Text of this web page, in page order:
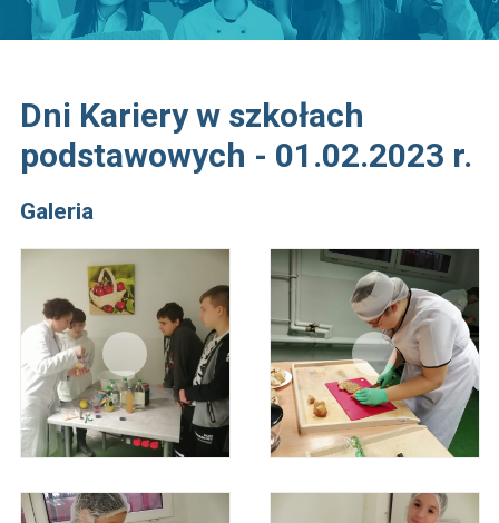
Dni Kariery w szkołach
podstawowych - 01.02.2023 r.
Galeria